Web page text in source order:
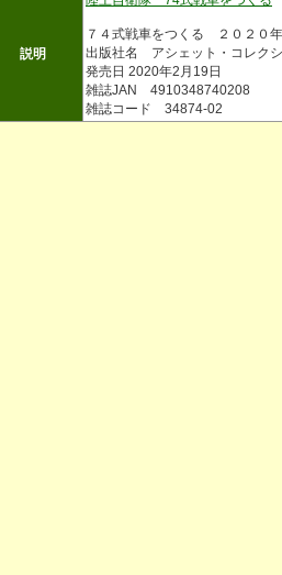
説明
７４式戦車をつくる ２０２０
出版社名 アシェット・コレク
発売日 2020年2月19日
雑誌JAN 4910348740208
雑誌コード 34874-02